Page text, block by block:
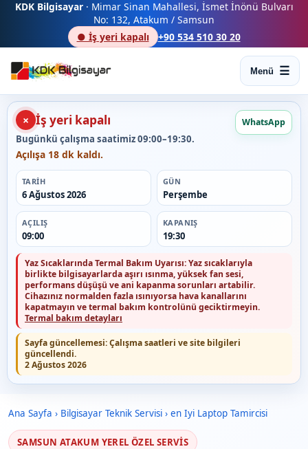
KDK Bilgisayar· Mimar Sinan Mahallesi, İsmet İnönü Bulvarı
No: 132, Atakum / Samsun
● İş yeri kapalı
+90 534 510 30 20
Menü
× İş yeri kapalı
Bugünkü çalışma saatimiz 09:00–19:30.
Açılışa 18 dk kaldı.
WhatsApp
TARIH
6 Ağustos 2026
GÜN
Perşembe
AÇILIŞ
09:00
KAPANIŞ
19:30
Yaz Sıcaklarında Termal Bakım Uyarısı:Yaz sıcaklarıyla
birlikte bilgisayarlarda aşırı ısınma, yüksek fan sesi,
performans düşüşü ve ani kapanma sorunları artabilir.
Cihazınız normalden fazla ısınıyorsa hava kanallarını
kapatmayın ve termal bakım kontrolünü geciktirmeyin.
Termal bakım detayları
Sayfa güncellemesi:Çalışma saatleri ve site bilgileri
güncellendi.
2 Ağustos 2026
Ana Sayfa › Bilgisayar Teknik Servisi › en Iyi Laptop Tamircisi
SAMSUN ATAKUM YEREL ÖZEL SERVIS